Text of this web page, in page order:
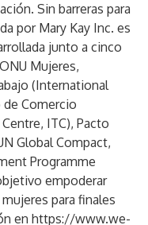
Sin barreras para
por Mary Kay Inc. es
junto a cinco
Mujeres,
(International
de Comercio
ITC), Pacto
Global Compact,
Programme
empoderar
para finales
en https://www.we-